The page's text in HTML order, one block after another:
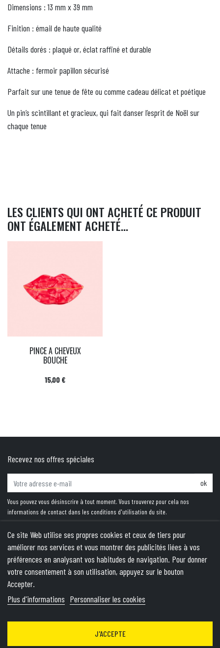
Dimensions : 13 mm x 39 mm
Finition : émail de haute qualité
Détails dorés : plaqué or, éclat raffiné et durable
Attache : fermoir papillon sécurisé
Parfait sur une tenue de fête ou comme cadeau délicat et poétique
Un pin’s scintillant et gracieux, qui fait danser l’esprit de Noël sur
chaque tenue
LES CLIENTS QUI ONT ACHETÉ CE PRODUIT
ONT ÉGALEMENT ACHETÉ...
PINCE A CHEVEUX
BOUCHE
Prix
15,00 €
Recevez nos offres spéciales
ok
Vous pouvez vous désinscrire à tout moment. Vous trouverez pour cela nos
informations de contact dans les conditions d'utilisation du site.
PRODUITS
NOTRE SOCIÉTÉ
VOTRE COMPTE
Ce site Web utilise ses propres cookies et ceux de tiers pour
améliorer nos services et vous montrer des publicités liées à vos
préférences en analysant vos habitudes de navigation. Pour donner
votre consentement à son utilisation, appuyez sur le bouton
Accepter.
Plus d'informations Personnaliser les cookies
J'ACCEPTE
© 2026 - Theme by Wepika- This site is protected by reCAPTCHA